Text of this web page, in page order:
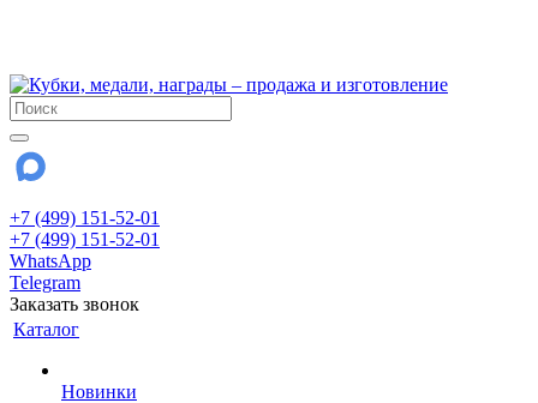
+7 (499) 151-52-01
+7 (499) 151-52-01
WhatsApp
Telegram
Заказать звонок
Каталог
Новинки